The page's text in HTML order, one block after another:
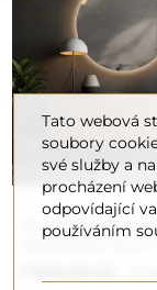
Koupelnové
osvětlením ELIF
Tato webová
soubory
své služby a
procházení
odpovídající
používáním